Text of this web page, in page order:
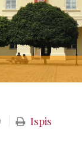
Ispis